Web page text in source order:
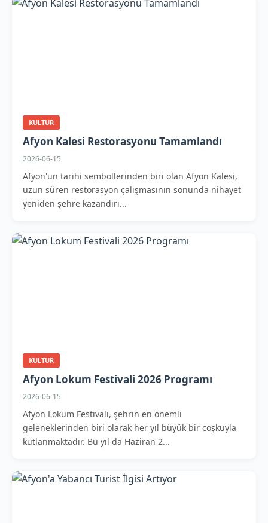
KULTUR
Afyon Kalesi Restorasyonu Tamamlandı
2026-06-15
Afyon'un tarihi sembollerinden biri olan Afyon Kalesi,
uzun süren restorasyon çalışmasının sonunda nihayet
yeniden şehre kazandırı...
KULTUR
Afyon Lokum Festivali 2026 Programı
2026-06-15
Afyon Lokum Festivali, şehrin en önemli
geleneklerinden biri olarak her yıl büyük bir coşkuyla
kutlanmaktadır. Bu yıl da Haziran 2...